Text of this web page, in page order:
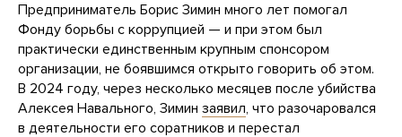
Предприниматель Борис Зимин много лет помогал
Фонду борьбы с коррупцией — и при этом был
практически единственным крупным спонсором
организации, не боявшимся открыто говорить об этом.
В 2024 году, через несколько месяцев после убийства
Алексея Навального, Зимин заявил, что разочаровался
в деятельности его соратников и перестал